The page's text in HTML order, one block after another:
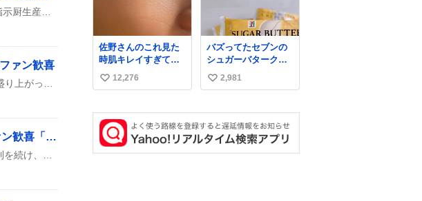
ァン歓喜
CAG by VARREL、EWC26でSR・Shopify撃破の快進撃にファン歓喜「最高」
佐野さんのこれ見た
時肌キレイすぎてび
っくりしたし、やは
りアイドルって体型･
い
ね
数
12,276
バズってたセブンの
シュガーバタークレ
ープうますぎて
7NOWで買い溜め🛒
い
ね
数
2,981